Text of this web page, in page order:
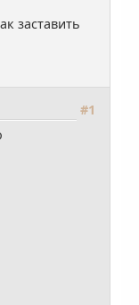
заставить
#1